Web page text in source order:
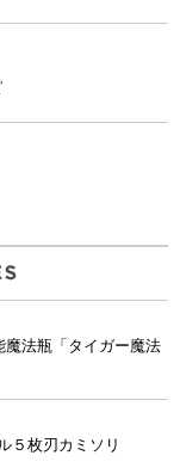
法瓶「タイガー魔法
５枚刃カミソリ